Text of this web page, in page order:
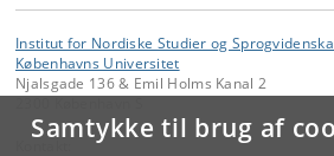
Samtykke til brug af
Institut for Nordiske Studier og
Københavns Universitet
Njalsgade 136 & Emil Holms Kanal 2